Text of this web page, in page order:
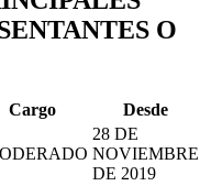
O
Cargo
Desde
28 DE
NOVIEMBRE
DE 2019